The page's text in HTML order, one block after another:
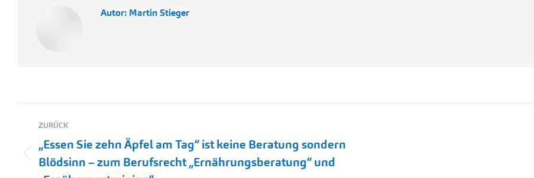
Autor: Martin Stieger
Kommentarnavigation
ZURÜCK
Vorheriger
„Essen Sie zehn Äpfel am Tag“ ist keine Beratung sondern
Blödsinn – zum Berufsrecht „Ernährungsberatung“ und